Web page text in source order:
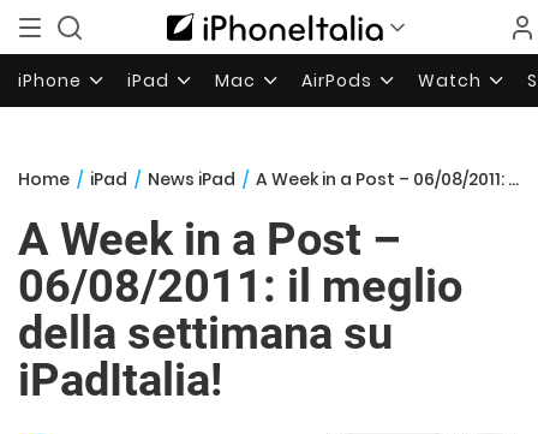
iPhone iPad Mac AirPods Watch
Home / iPad / News iPad / A Week in a Post – 06/08/2011: il meglio della settimana su iPadItalia!
A Week in a Post –
06/08/2011: il meglio
della settimana su
iPadItalia!